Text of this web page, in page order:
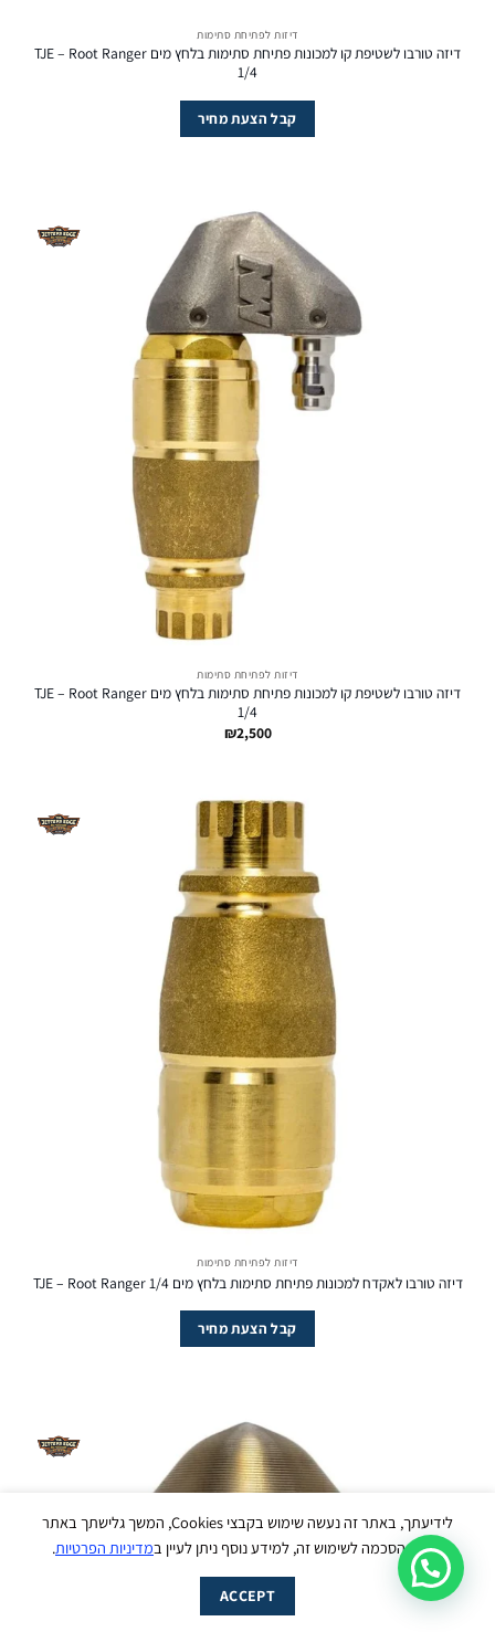
דיזות לפתיחת סתימות
דיזה טורבו לשטיפת קו למכונות פתיחת סתימות בלחץ מים TJE – Root Ranger
1/4
קבל הצעת מחיר
דיזות לפתיחת סתימות
דיזה טורבו לשטיפת קו למכונות פתיחת סתימות בלחץ מים TJE – Root Ranger
1/4
₪2,500
דיזות לפתיחת סתימות
דיזה טורבו לאקדח למכונות פתיחת סתימות בלחץ מים TJE – Root Ranger 1/4
קבל הצעת מחיר
לידיעתך, באתר זה נעשה שימוש בקבצי Cookies, המשך גלישתך באתר
מהווה הסכמה לשימוש זה, למידע נוסף ניתן לעיין במדיניות הפרטיות.
ACCEPT
נשמח לסייע לך בכל שאלה - זמינים עכשיו